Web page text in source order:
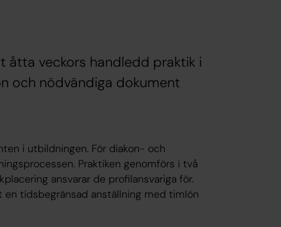
åtta veckors handledd praktik i
och nödvändiga dokument
i utbildningen. För diakon- och
Praktiken genomförs i två
ansvarar de profilansvariga för.
tidsbegränsad anställning med timlön